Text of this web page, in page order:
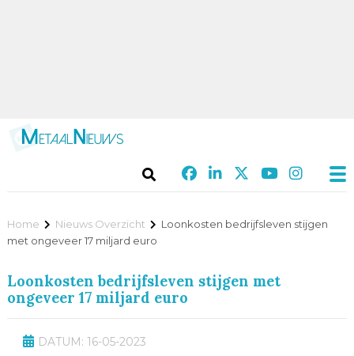
Home Nieuws Overzicht
Loonkosten bedrijfsleven stijgen
met ongeveer 17 miljard euro
Loonkosten bedrijfsleven stijgen met
ongeveer 17 miljard euro
DATUM: 16-05-2023